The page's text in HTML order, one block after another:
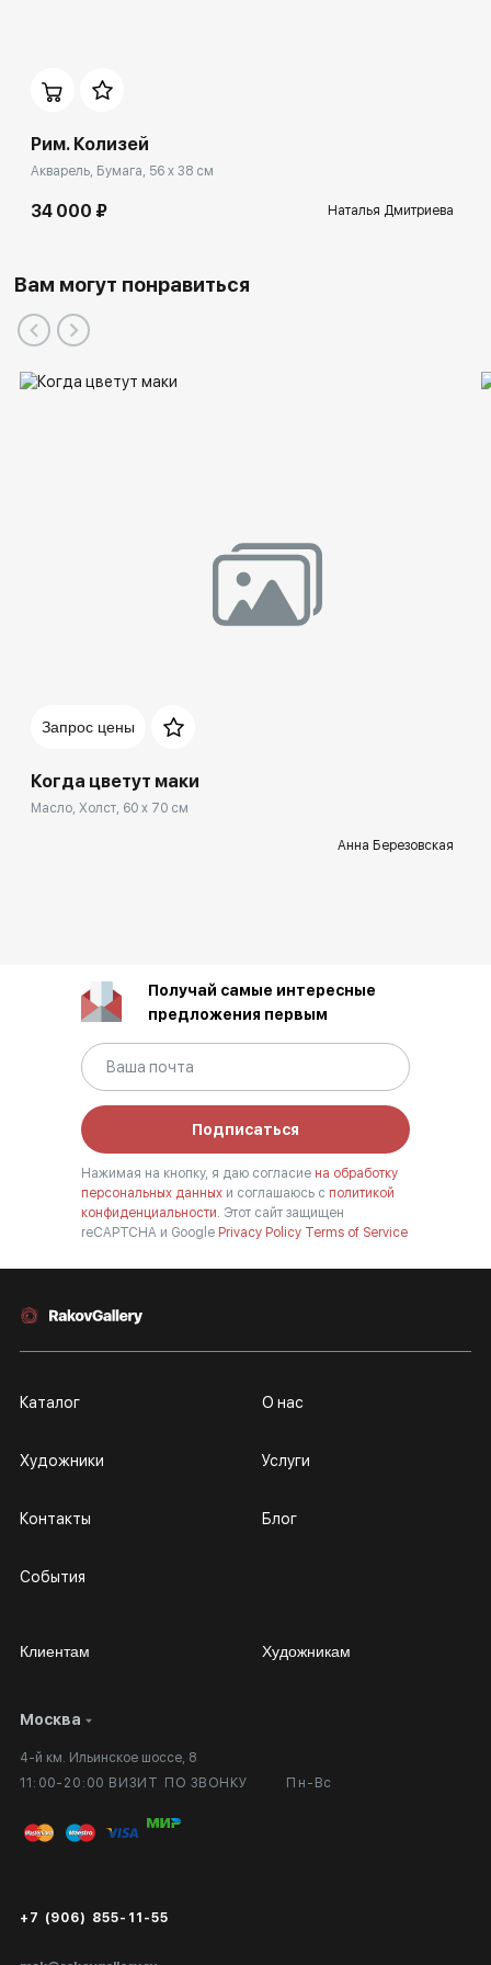
Рим. Колизей
Акварель, Бумага, 56 x 38 см
34 000 ₽ Наталья Дмитриева
Вам могут понравиться
Запрос цены
Когда цветут маки
Масло, Холст, 60 x 70 см
Анна Березовская
Получай самые интересные
предложения первым
Подписаться
Нажимая на кнопку, я даю согласие на обработку
персональных данных и соглашаюсь с политикой
конфиденциальности. Этот сайт защищен
reCAPTCHA и Google Privacy Policy Terms of Service
Москва
4-й км. Ильинское шоссе, 8
11:00-20:00 ВИЗИТ ПО ЗВОНКУ
Пн-Вс
+7 (906) 855-11-55
Каталог
Художники
Контакты
События
О нас
Услуги
Блог
Клиентам
Личный кабинет
Вопросы и ответы
Публичная оферта
Экспертиза/Вывоз за границу
Художникам
Сотрудничество
Выставка в галерее